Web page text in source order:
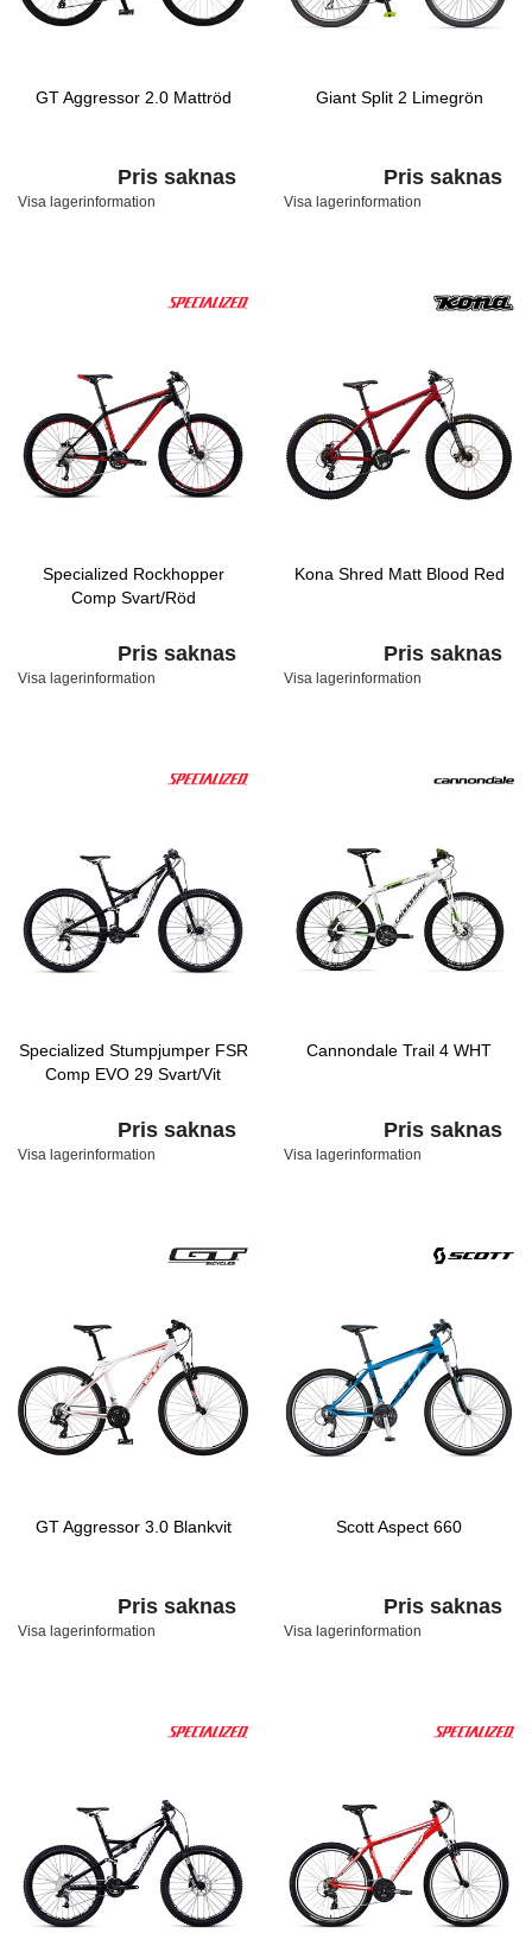
GT Aggressor 2.0 Mattröd
Pris saknas
Visa lagerinformation
Giant Split 2 Limegrön
Pris saknas
Visa lagerinformation
Specialized Rockhopper
Comp Svart/Röd
Pris saknas
Visa lagerinformation
Kona Shred Matt Blood Red
Pris saknas
Visa lagerinformation
Specialized Stumpjumper FSR
Comp EVO 29 Svart/Vit
Pris saknas
Visa lagerinformation
Cannondale Trail 4 WHT
Pris saknas
Visa lagerinformation
GT Aggressor 3.0 Blankvit
Pris saknas
Visa lagerinformation
Scott Aspect 660
Pris saknas
Visa lagerinformation